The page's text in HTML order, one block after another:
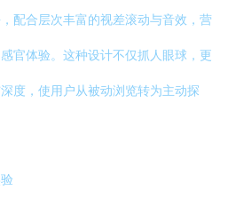
配合层次丰富的视差滚动与音效，营
官体验。这种设计不仅抓人眼球，更
度，使用户从被动浏览转为主动探